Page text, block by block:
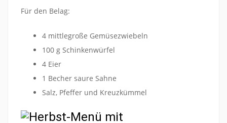
Für den Belag:
4 mittlegroße Gemüsezwiebeln
100 g Schinkenwürfel
4 Eier
1 Becher saure Sahne
Salz, Pfeffer und Kreuzkümmel